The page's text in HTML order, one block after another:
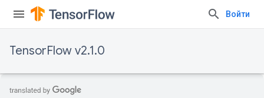
Войти
TensorFlow v2.1.0